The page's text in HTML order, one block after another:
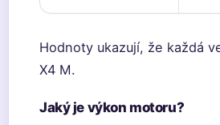
Hodnoty ukazují, že každá
X4 M.
Jaký je výkon motoru?